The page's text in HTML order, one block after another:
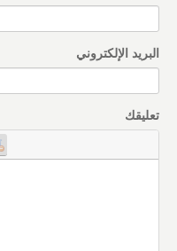
البريد الإلكتروني
تعليقك